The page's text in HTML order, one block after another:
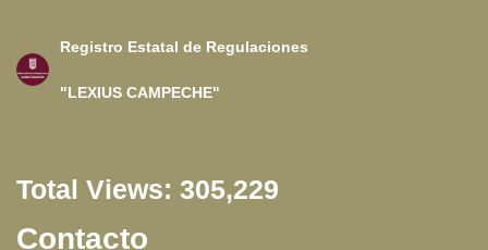
Registro Estatal de Regulaciones
"LEXIUS CAMPECHE"
Total Views: 305,229
Contacto